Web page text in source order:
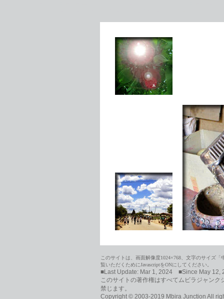
このサイトは、画面解像度1024×768、文字のサイズ
覧いただくためにJavascriptをONにしてください。
■Last Update: Mar 1, 2024■Since May 12,
このサイトの著作権はすべてムビラジャンク
禁じます。
Copyright © 2003-2019 Mbira Junction All